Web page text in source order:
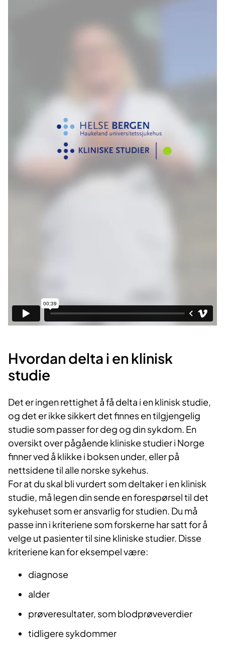
Hvordan delta i en klinisk
studie
Det er ingen rettighet å få delta i en klinisk studie,
og det er ikke sikkert det finnes en tilgjengelig
studie som passer for deg og din sykdom. En
oversikt over pågående kliniske studier i Norge
finner ved å klikke i boksen under, eller på
nettsidene til alle norske sykehus.
For at du skal bli vurdert som deltaker i en klinisk
studie, må legen din sende en forespørsel til det
sykehuset som er ansvarlig for studien. Du må
passe inn i kriteriene som forskerne har satt for å
velge ut pasienter til sine kliniske studier. Disse
kriteriene kan for eksempel være:
diagnose
alder
prøveresultater, som blodprøveverdier
tidligere sykdommer